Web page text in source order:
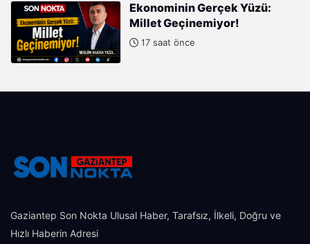
Ekonominin Gerçek Yüzü:
Millet Geçinemiyor!
17 saat önce
Gaziantep Son Nokta Ulusal Haber, Tarafsız, İlkeli, Doğru ve
Hızlı Haberin Adresi